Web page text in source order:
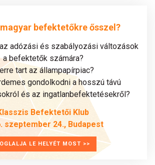
befektetőkre ősszel?
adózási és szabályozási változások
a befektetők számára?
tart az állampapírpiac?
gondolkodni a hosszú távú
és az ingatlanbefektetésekről?
Befektetői Klub
szeptember 24., Budapest
LE HELYÉT MOST >>